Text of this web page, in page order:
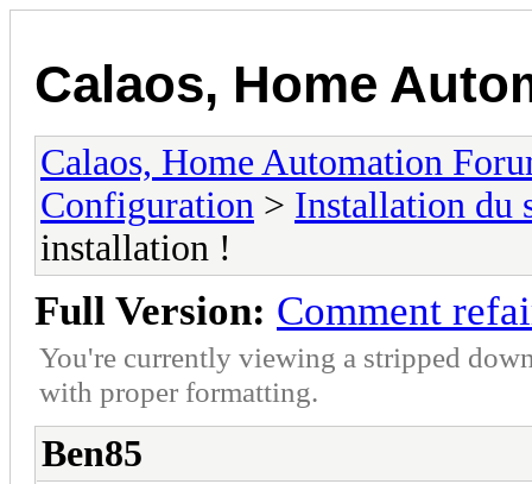
Calaos, Home
Calaos, Home Automation
Configuration > Installation du
installation !
Full Version: Comment
You're currently viewing a stripped
with proper formatting.
Ben85